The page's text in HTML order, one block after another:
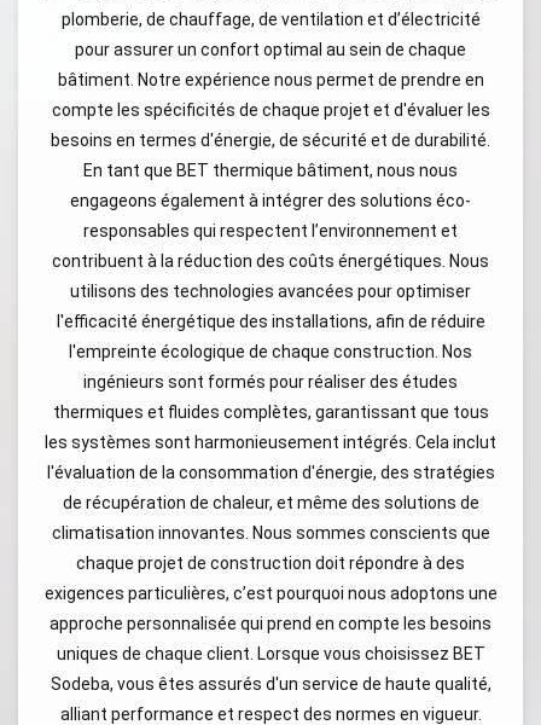
plomberie, de chauffage, de ventilation et d’électricité
pour assurer un confort optimal au sein de chaque
bâtiment. Notre expérience nous permet de prendre en
compte les spécificités de chaque projet et d'évaluer les
besoins en termes d'énergie, de sécurité et de durabilité.
En tant que BET thermique bâtiment, nous nous
engageons également à intégrer des solutions éco-
responsables qui respectent l’environnement et
contribuent à la réduction des coûts énergétiques. Nous
utilisons des technologies avancées pour optimiser
l'efficacité énergétique des installations, afin de réduire
l'empreinte écologique de chaque construction. Nos
ingénieurs sont formés pour réaliser des études
thermiques et fluides complètes, garantissant que tous
les systèmes sont harmonieusement intégrés. Cela inclut
l'évaluation de la consommation d'énergie, des stratégies
de récupération de chaleur, et même des solutions de
climatisation innovantes. Nous sommes conscients que
chaque projet de construction doit répondre à des
exigences particulières, c’est pourquoi nous adoptons une
approche personnalisée qui prend en compte les besoins
uniques de chaque client. Lorsque vous choisissez BET
Sodeba, vous êtes assurés d'un service de haute qualité,
alliant performance et respect des normes en vigueur.